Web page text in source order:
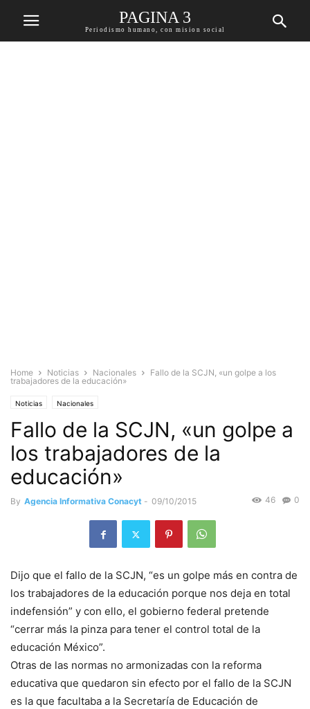
PAGINA 3
Periodismo humano, con mision social
Home Noticias Nacionales
Fallo de la SCJN, «un golpe a los
trabajadores de la educación»
Noticias Nacionales
Fallo de la SCJN, «un golpe a
los trabajadores de la
educación»
By Agencia Informativa Conacyt - 09/10/2015 0
46
Dijo que el fallo de la SCJN, “es un golpe más en contra de
los trabajadores de la educación porque nos deja en total
indefensión” y con ello, el gobierno federal pretende
“cerrar más la pinza para tener el control total de la
educación México”.
Otras de las normas no armonizadas con la reforma
educativa que quedaron sin efecto por el fallo de la SCJN
es la que facultaba a la Secretaría de Educación de